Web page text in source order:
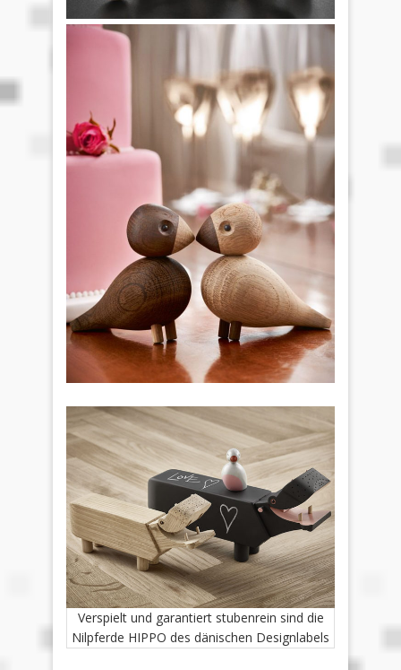
Verspielt und garantiert stubenrein sind die
Nilpferde HIPPO des dänischen Designlabels